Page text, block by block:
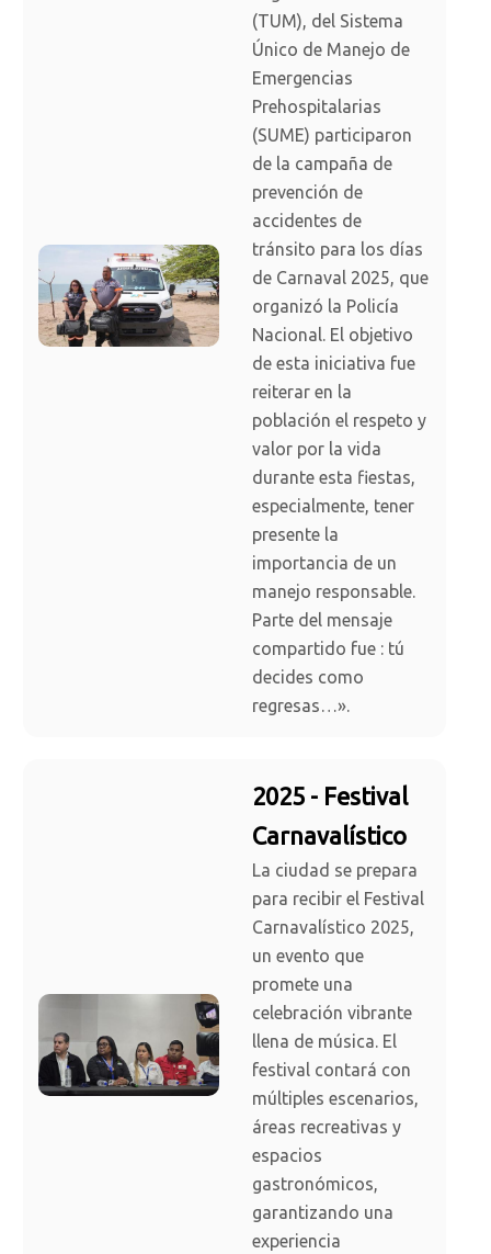
(TUM), del Sistema
Único de Manejo de
Emergencias
Prehospitalarias
(SUME) participaron
de la campaña de
prevención de
accidentes de
tránsito para los días
de Carnaval 2025, que
organizó la Policía
Nacional. El objetivo
de esta iniciativa fue
reiterar en la
población el respeto y
valor por la vida
durante esta fiestas,
especialmente, tener
presente la
importancia de un
manejo responsable.
Parte del mensaje
compartido fue : tú
decides como
regresas…».
2025 - Festival
Carnavalístico
La ciudad se prepara
para recibir el Festival
Carnavalístico 2025,
un evento que
promete una
celebración vibrante
llena de música. El
festival contará con
múltiples escenarios,
áreas recreativas y
espacios
gastronómicos,
garantizando una
experiencia